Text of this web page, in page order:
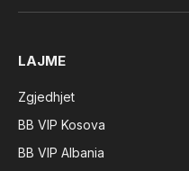
LAJME
Zgjedhjet
BB VIP Kosova
BB VIP Albania